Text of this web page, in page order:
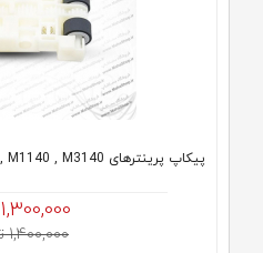
پیکاپ پرینترهای M1100 , M1120 , M1140 , M3140 اپسون
1,300,000
1,400,000 تومان